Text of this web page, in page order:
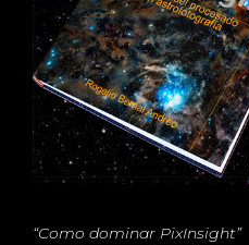
“Como dominar PixInsight”